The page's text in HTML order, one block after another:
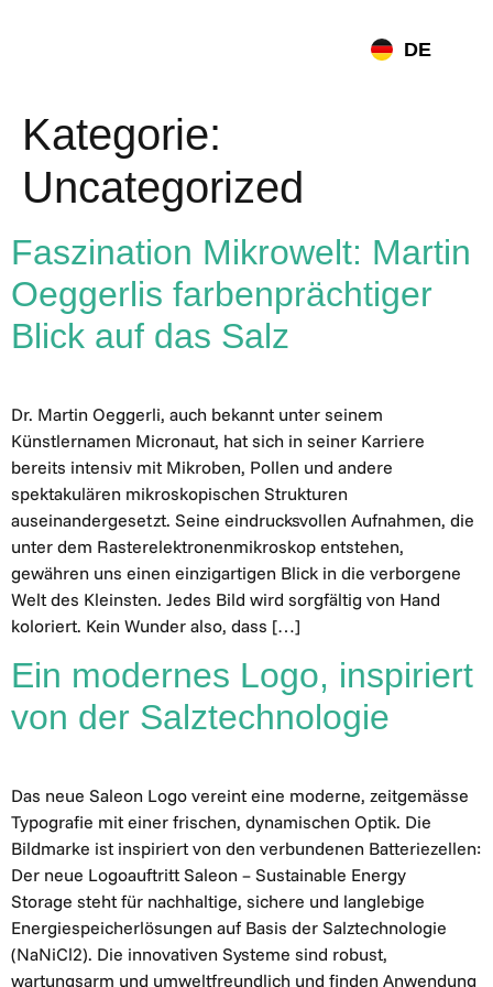
DE
EN
Kategorie:
Uncategorized
Faszination Mikrowelt: Martin
Oeggerlis farbenprächtiger
Blick auf das Salz
Dr. Martin Oeggerli, auch bekannt unter seinem
Künstlernamen Micronaut, hat sich in seiner Karriere
bereits intensiv mit Mikroben, Pollen und andere
spektakulären mikroskopischen Strukturen
auseinandergesetzt. Seine eindrucksvollen Aufnahmen, die
unter dem Rasterelektronenmikroskop entstehen,
gewähren uns einen einzigartigen Blick in die verborgene
Welt des Kleinsten. Jedes Bild wird sorgfältig von Hand
koloriert. Kein Wunder also, dass […]
Ein modernes Logo, inspiriert
von der Salztechnologie
Das neue Saleon Logo vereint eine moderne, zeitgemässe
Typografie mit einer frischen, dynamischen Optik. Die
Bildmarke ist inspiriert von den verbundenen Batteriezellen:
Der neue Logoauftritt Saleon – Sustainable Energy
Storage steht für nachhaltige, sichere und langlebige
Energiespeicherlösungen auf Basis der Salztechnologie
(NaNiCl2). Die innovativen Systeme sind robust,
wartungsarm und umweltfreundlich und finden Anwendung